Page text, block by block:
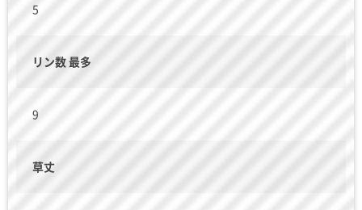
5
リン数 最多
9
草丈